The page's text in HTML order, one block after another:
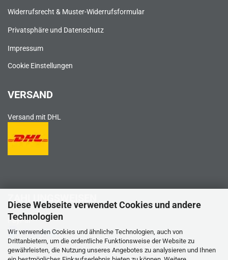
Diese Webseite verwendet Cookies und andere
Technologien
Wir verwenden Cookies und ähnliche Technologien, auch von
Drittanbietern, um die ordentliche Funktionsweise der Website zu
gewährleisten, die Nutzung unseres Angebotes zu analysieren und Ihnen
Widerrufsrecht & Muster-Widerrufsformular
Privatsphäre und Datenschutz
Impressum
Cookie Einstellungen
VERSAND
Versand mit DHL
ZAHLUNGSWEISEN
PayPal